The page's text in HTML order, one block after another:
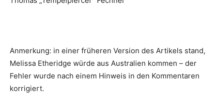
Anmerkung: in einer früheren Version des Artikels stand,
Melissa Etheridge würde aus Australien kommen – der
Fehler wurde nach einem Hinweis in den Kommentaren
korrigiert.